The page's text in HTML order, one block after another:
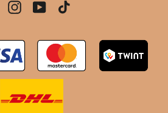
FacebookInstagramYouTube